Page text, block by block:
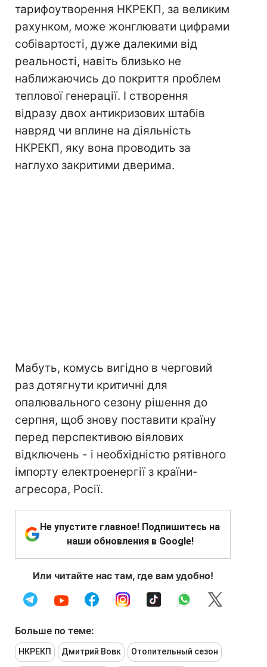
тарифоутворення НКРЕКП, за великим
рахунком, може жонглювати цифрами
собівартості, дуже далекими від
реальності, навіть близько не
наближаючись до покриття проблем
теплової генерації. І створення
відразу двох антикризових штабів
навряд чи вплине на діяльність
НКРЕКП, яку вона проводить за
наглухо закритими дверима.
Мабуть, комусь вигідно в черговий
раз дотягнути критичні для
опалювального сезону рішення до
серпня, щоб знову поставити країну
перед перспективою віялових
відключень - і необхідністю рятівного
імпорту електроенергії з країни-
агресора, Росії.
Не упустите главное! Подпишитесь на
наши обновления в Google!
Или читайте нас там, где вам удобно!
Больше по теме:
НКРЕКП Дмитрий Вовк Отопительный сезон